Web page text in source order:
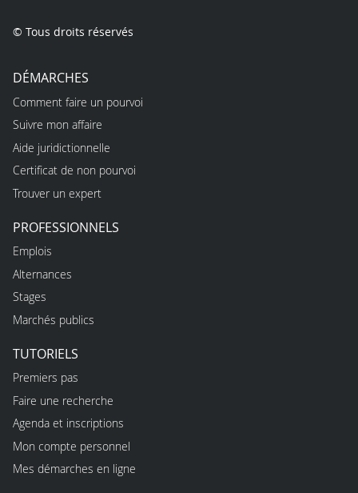
© Tous droits réservés
DÉMARCHES
Comment faire un pourvoi
Suivre mon affaire
Aide juridictionnelle
Certificat de non pourvoi
Trouver un expert
PROFESSIONNELS
Emplois
Alternances
Stages
Marchés publics
TUTORIELS
Premiers pas
Faire une recherche
Agenda et inscriptions
Mon compte personnel
Mes démarches en ligne